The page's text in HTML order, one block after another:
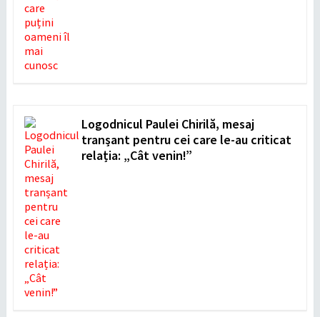
Logodnicul Paulei Chirilă, mesaj
tranșant pentru cei care le-au criticat
relația: „Cât venin!”